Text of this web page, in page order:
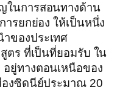
ในการสอนทางด้าน
รยกย่อง ให้เป็นหนึ่ง
ของประเทศ
ตร ที่เป็นที่ยอมรับ ใน
ยู่ทางตอนเหนือของ
องซิดนีย์ประมาณ 20